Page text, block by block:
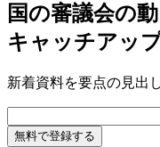
国の審議会の
キャッチアッ
新着資料を要点の見出
無料で登録する